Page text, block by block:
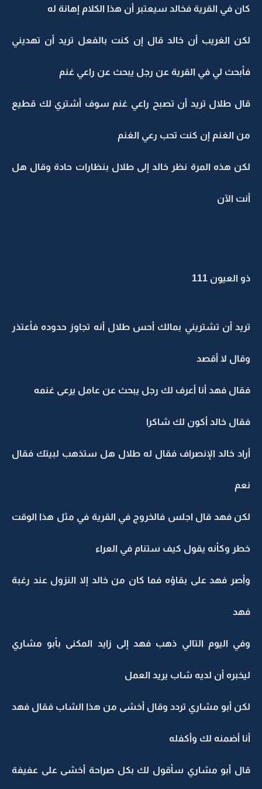
كان في القرية فخالد سيعتبر أن هذا الكلام إهانة له
لكن الغريب أن خالد قال إن كنت بالفعل تريد أن تهديني
فأبحث لي في القرية عن رجل يبحث عن راعي غنم
قال طلال تريد أن تصبح راعي غنم سوف أشتري لك قطيع
من الغنم إن كنت تحب رعي الغنم
لكن هذه المرة نظر خالد إلى طلال بنظارات حادة وقال هل
أنت الآن
ذو العيون 111
تريد أن تشتريني بمالك أحس طلال أنه تجاوز حدوده فأعتذر
وقال لا أقصد
فقال فهد أنا أعرف لك رجل يبحث عن عامل يرعى غنمه
فقال خالد أكون لك شاكرا
أراد خالد الإنصراف فقال له طلال هل ستذهب لبيتك فقال
نعم
لكن فهد قال اجلس فالخروج في القرية في مثل هذا الوقت
خطر وكأنه يقول كيف ستنام في العراء
وأصر فهد على بقاؤه فما كان من خالد إلا النزول عند رغبة
فهد
وفي اليوم التالي ذهب فهد إلى زايد المكنى بأبو مشاري
ليخبره أن لديه شاب يريد العمل
لكن أبو مشاري تردد وقال أخشى من هذا الشاب فقال فهد
أنا أضمنه لك وأكفله
قال أبو مشاري سأقول لك بكل صراحة أخشى على عفيفة